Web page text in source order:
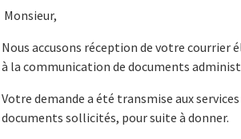
Monsieur,
Nous accusons réception de votre courrier
à la communication de documents
Votre demande a été transmise aux
documents sollicités, pour suite à donner.